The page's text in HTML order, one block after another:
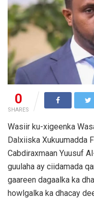
0
SHARES
Wasiir ku-xigeenka
Dalxiiska Xukuumadda
Cabdiraxmaan Yuusuf
guulaha ay ciidamada
gaareen dagaalka ka
howlgalka ka dhacay